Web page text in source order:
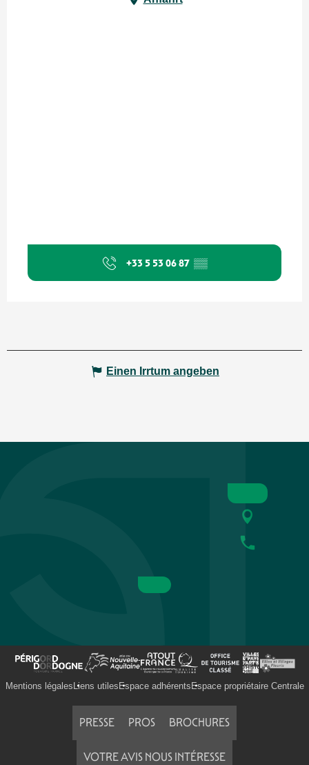
+33 5 53 06 87 ▒▒
Einen Irrtum angeben
Mentions légales Liens utiles Espace adhérents Espace propriétaire Centrale
PRESSE PROS BROCHURES
VOTRE AVIS NOUS INTÉRESSE